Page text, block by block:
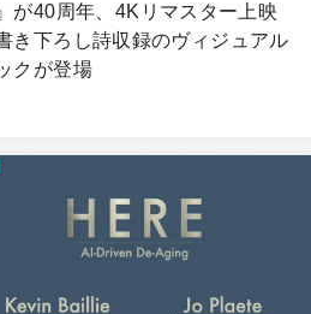
が40周年、4Kリマスター上映
き下ろし詩収録のヴィジュアル
クが登場